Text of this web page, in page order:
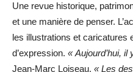
Une revue historique,
et une manière de penser.
les illustrations et caricatures
d’expression. « Aujourd’hui,
Jean-Marc Loiseau. « Les